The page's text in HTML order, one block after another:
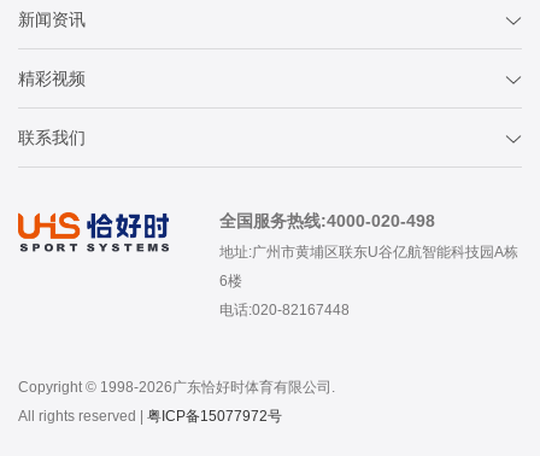
新闻资讯
精彩视频
联系我们
全国服务热线:4000-020-498
地址:广州市黄埔区联东U谷亿航智能科技园A栋
6楼
电话:020-82167448
Copyright © 1998-2026广东恰好时体育有限公司.
All rights reserved | 粤ICP备15077972号